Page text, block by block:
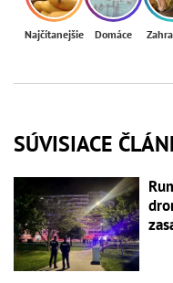
Najčítanejšie Domáce
SÚVISIACE